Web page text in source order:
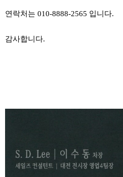
연락처는 010-8888-2565 입니다.
감사합니다.